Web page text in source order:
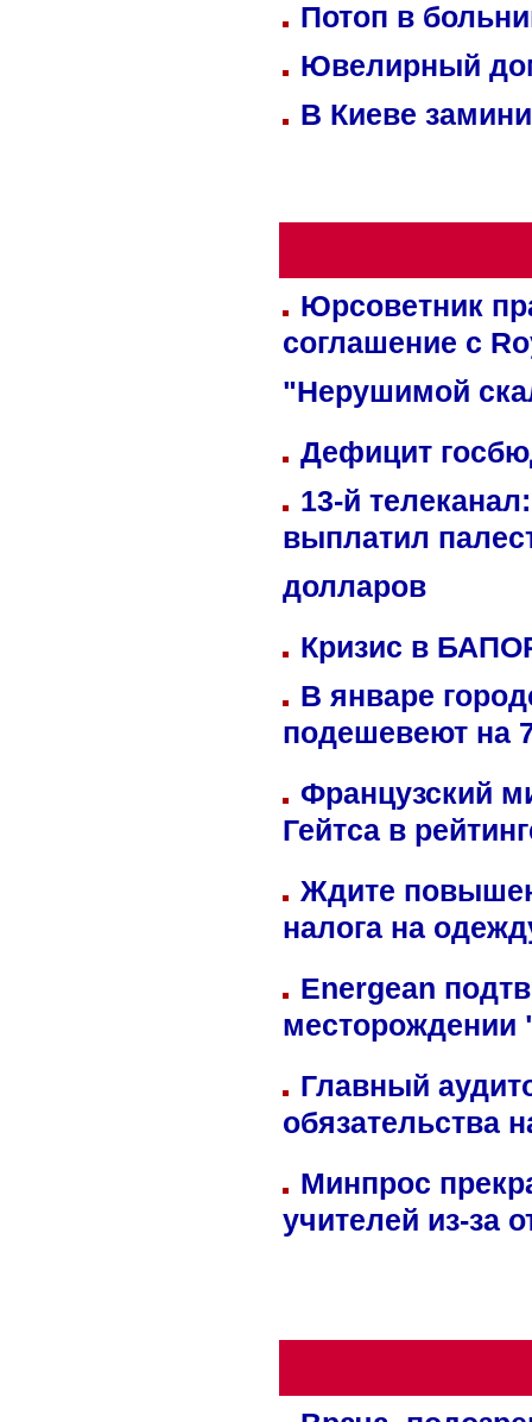
Потоп в
Ювелирный
В Киеве
Юрсоветник
соглашение с
"Нерушимой
Дефицит
13-й
выплатил
долларов
Кризис в
В январе
подешевеют на
Французский
Гейтса в
Ждите
налога на
Energean
Главный
обязательства
Минпрос
учителей из-за